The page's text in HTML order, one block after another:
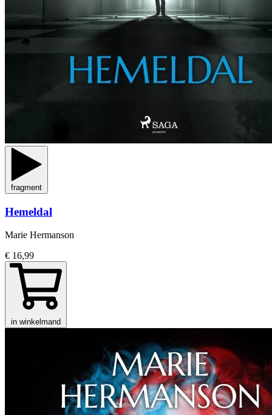
fragment
Hemeldal
Marie Hermanson
€ 16,99
in winkelmand